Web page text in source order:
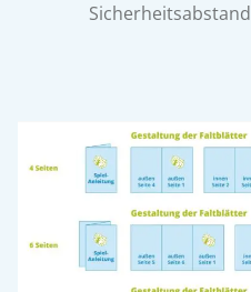
Sicherheitsabstand